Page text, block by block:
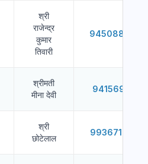
श्री
राजेन्द्र
कुमार
तिवारी
9450887677
श्रीमती
मीना देवी
9415694113
श्री
छोटेलाल
9936714956